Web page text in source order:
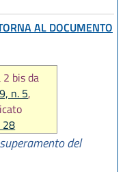
7
AL DOCUMENTO
bis da
n. 5,
28
seguito
del